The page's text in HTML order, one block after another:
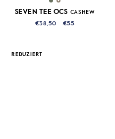
SEVEN TEE OCS CASHEW
€38,50 €55
REDUZIERT